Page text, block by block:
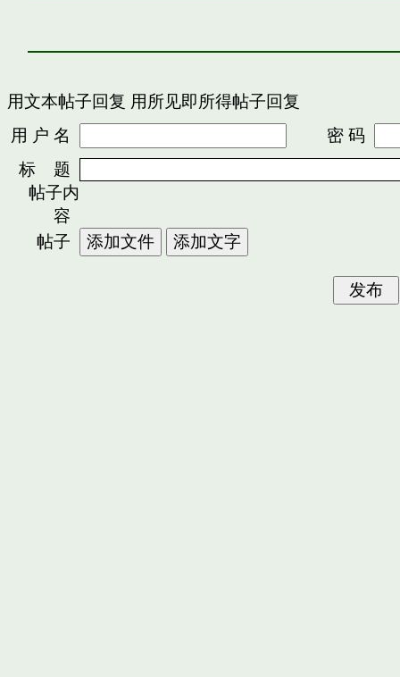
用文本帖子回复 用所见即所得帖子回复
用 户 名
密 码
标 题
帖子内
容
帖子